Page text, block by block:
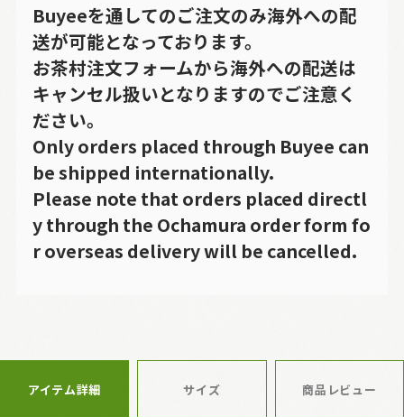
Buyeeを通してのご注文のみ海外への配
送が可能となっております。
お茶村注文フォームから海外への配送は
キャンセル扱いとなりますのでご注意く
ださい。
Only orders placed through Buyee can
be shipped internationally.
Please note that orders placed directl
y through the Ochamura order form fo
r overseas delivery will be cancelled.
アイテム詳細 サイズ 商品レビュー